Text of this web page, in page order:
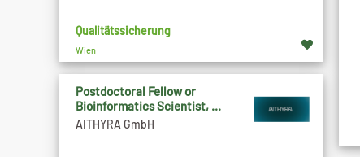
Qualitätssicherung
Wien
Postdoctoral Fellow or
Bioinformatics Scientist, ...
AITHYRA GmbH